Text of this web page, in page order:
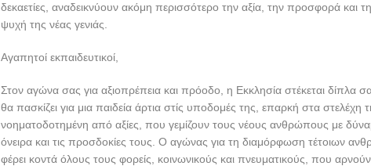
δεκαετίες, αναδεικνύουν ακόμη περισσότερο την αξία, την προσφορά και
ψυχή της νέας γενιάς.
Αγαπητοί εκπαιδευτικοί,
Στον αγώνα σας για αξιοπρέπεια και πρόοδο, η Εκκλησία στέκεται δίπλα
θα πασκίζει για μια παιδεία άρτια στίς υποδομές της, επαρκή στα
νοηματοδοτημένη από αξίες, που γεμίζουν τους νέους ανθρώπους με
όνειρα και τις προσδοκίες τους. Ο αγώνας για τη διαμόρφωση τέτοιων
φέρει κοντά όλους τους φορείς, κοινωνικούς και πνευματικούς, που